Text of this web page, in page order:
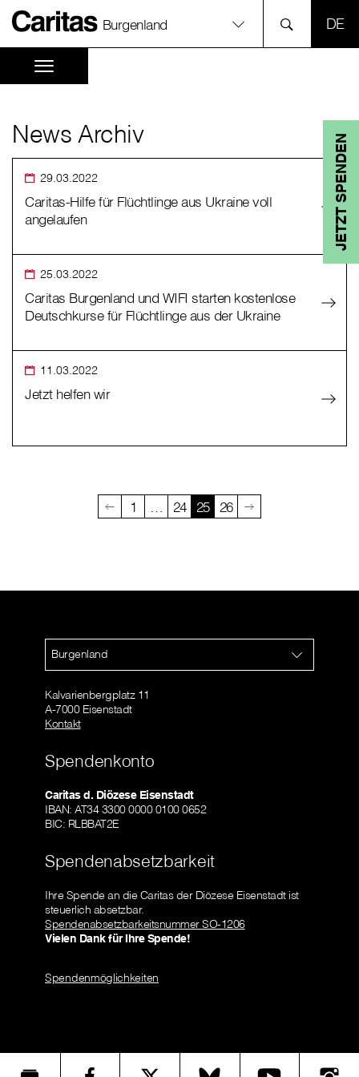
Burgenland
JETZT SPENDEN
News Archiv
29.03.2022
Caritas-Hilfe für Flüchtlinge aus Ukraine voll
angelaufen
25.03.2022
Caritas Burgenland und WIFI starten kostenlose
Deutschkurse für Flüchtlinge aus der Ukraine
11.03.2022
Jetzt helfen wir
1 24 25 26
Burgenland
Kalvarienbergplatz 11
A-7000 Eisenstadt
Kontakt
Spendenkonto
Caritas d. Diözese Eisenstadt
IBAN: AT34 3300 0000 0100 0652
BIC: RLBBAT2E
Spendenabsetzbarkeit
Ihre Spende an die Caritas der Diözese Eisenstadt ist
steuerlich absetzbar.
Spendenabsetzbarkeitsnummer SO-1206
Vielen Dank für Ihre Spende!
Spendenmöglichkeiten